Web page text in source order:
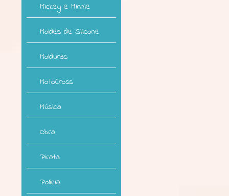
Mickey e Minnie
Moldes de Silicone
Molduras
MotoCross
Música
Obra
Pirata
Polícia